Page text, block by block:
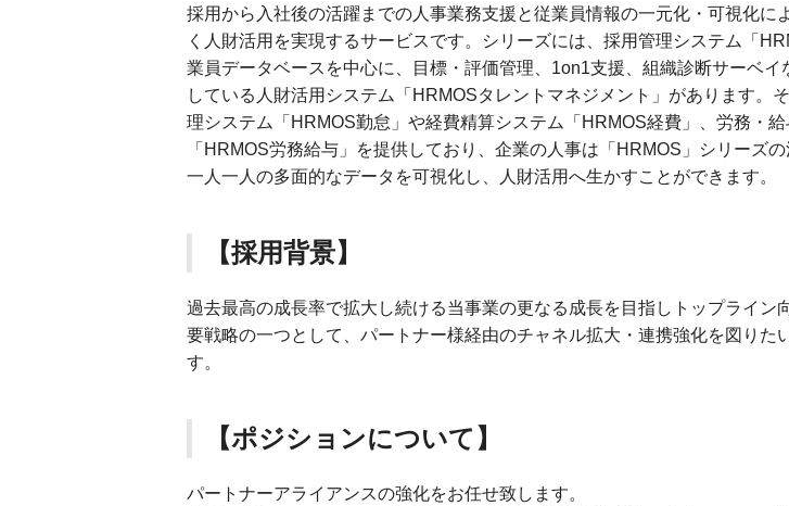
採用から入社後の活躍までの人事業務支援と従業員情報の一元化・可視化に
く人財活用を実現するサービスです。シリーズには、採用管理システム「
業員データベースを中心に、目標・評価管理、1on1支援、組織診断サーベイ
している人財活用システム「HRMOSタレントマネジメント」があります。
理システム「HRMOS勤怠」や経費精算システム「HRMOS経費」、労務・給
「HRMOS労務給与」を提供しており、企業の人事は「HRMOS」シリーズ
一人一人の多面的なデータを可視化し、人財活用へ生かすことができます。
【採用背景】
過去最高の成長率で拡大し続ける当事業の更なる成長を目指しトップライン
要戦略の一つとして、パートナー様経由のチャネル拡大・連携強化を図りた
す。
【ポジションについて】
パートナーアライアンスの強化をお任せ致します。